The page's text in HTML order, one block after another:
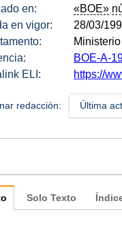
en: «BOE»
en vigor:
28/03/
BOE-A-
ELI:
https://
redacción: Última
Solo Texto